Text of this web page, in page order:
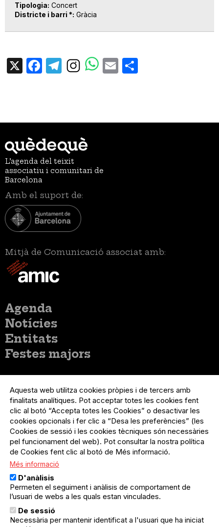
Tipologia Concert
Districte i barri * Gràcia
X Facebook
TelegramEmail
L’agenda del teixit
associatiu i comunitari de
Barcelona
Amb el suport de:
Mitjà de Comunicació associat amb:
Menú
principal
Agenda
Notícies
Entitats
Festes majors
del
compte
d'usuari
Menú
usuari
no
loggat
Registre organització
Menú
Peu
Sobre el projecte
Preguntes freqüents
Contacte
Menú
Legal
Política de privacitat
Avís legal
Política de cookies
El Quèdequè no es fa responsable de les activitats
programades; en són responsables els col·lectius
Aquesta web utilitza cookies pròpies i de tercers amb
finalitats analítiques. Pot acceptar totes les cookies fent
clic al botó “Accepta totes les Cookies” o desactivar les
cookies opcionals i fer clic a “Desa les preferències” (les
Cookies de sessió i les cookies tècniques són necessàries
pel funcionament del web). Pot consultar la nostra política
de Cookies fent clic al botó de Més informació.
Més informació
D'anàlisis
Permeten el seguiment i anàlisis de comportament de
l’usuari de webs a les quals estan vinculades.
De sessió
Necessària per mantenir identificat a l'usuari que ha iniciat